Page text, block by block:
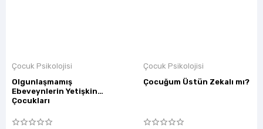
Çocuk Psikolojisi
Olgunlaşmamış
Ebeveynlerin Yetişkin
Çocukları
Çocuk Psikolojisi
Çocuğum Üstün Zekalı mı?